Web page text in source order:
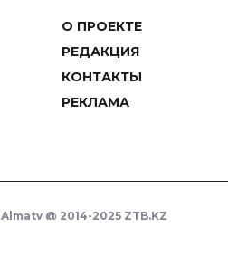
О ПРОЕКТЕ
РЕДАКЦИЯ
КОНТАКТЫ
РЕКЛАМА
Almaty @ 2014-2025 ZTB.KZ